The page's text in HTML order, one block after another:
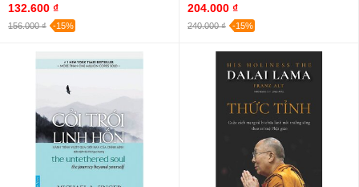
132.600 ₫
156.000 ₫ -15%
204.000 ₫
240.000 ₫ -15%